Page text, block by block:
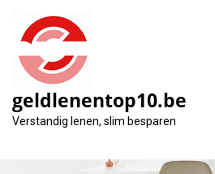
gaan
geldlenentop10.be
Verstandig lenen, slim besparen
Maand: